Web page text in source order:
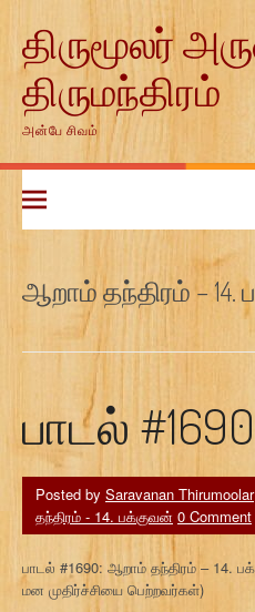
contentதிருமூலர்
திருமந்திரம்
அன்பே சிவம்
ஆறாம் தந்திரம் –
பாடல் #1690
Posted by Saravanan Thirumoolar
தந்திரம் - 14. பக்குவன் 0 Comment
பாடல் #1690: ஆறாம் தந்திரம் –
மன முதிர்ச்சியை பெற்றவர்கள்)